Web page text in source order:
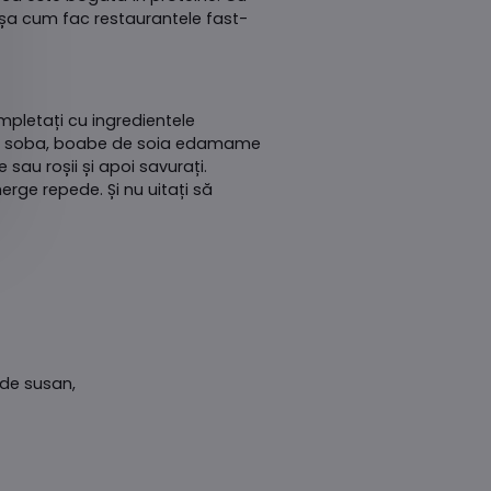
cum fac restaurantele fast-
cu ingredientele
boabe de soia edamame
sau roșii și apoi savurați.
repede. Și nu uitați să
susan,